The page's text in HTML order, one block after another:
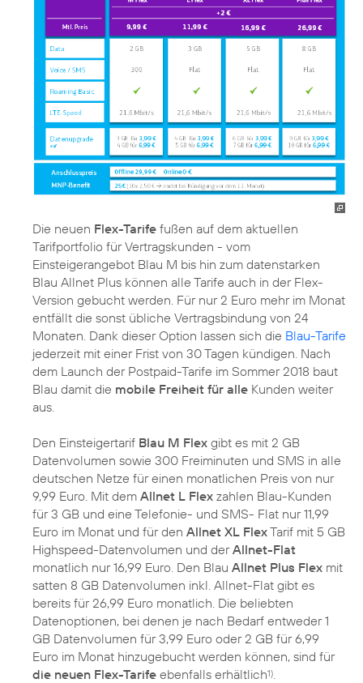
Die neuen Flex-Tarife fußen auf dem aktuellen
Tarifportfolio für Vertragskunden - vom
Einsteigerangebot Blau M bis hin zum datenstarken
Blau Allnet Plus können alle Tarife auch in der Flex-
Version gebucht werden. Für nur 2 Euro mehr im Monat
entfällt die sonst übliche Vertragsbindung von 24
Monaten. Dank dieser Option lassen sich die Blau-Tarife
jederzeit mit einer Frist von 30 Tagen kündigen. Nach
dem Launch der Postpaid-Tarife im Sommer 2018 baut
Blau damit die mobile Freiheit für alle Kunden weiter
aus.
Den Einsteigertarif Blau M Flex gibt es mit 2 GB
Datenvolumen sowie 300 Freiminuten und SMS in alle
deutschen Netze für einen monatlichen Preis von nur
9,99 Euro. Mit dem Allnet L Flex zahlen Blau-Kunden
für 3 GB und eine Telefonie- und SMS- Flat nur 11,99
Euro im Monat und für den Allnet XL FlexTarif mit 5 GB
Highspeed-Datenvolumen und derAllnet-Flat
monatlich nur 16,99 Euro. Den Blau Allnet Plus Flex mit
satten 8 GB Datenvolumen inkl. Allnet-Flat gibt es
bereits für 26,99 Euro monatlich. Die beliebten
Datenoptionen, bei denen je nach Bedarf entweder 1
GB Datenvolumen für 3,99 Euro oder 2 GB für 6,99
Euro im Monat hinzugebucht werden können, sind für
die neuen Flex-Tarife ebenfalls erhältlich1)